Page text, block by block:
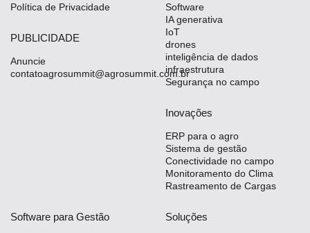
Política de Privacidade
PUBLICIDADE
Anuncie
contatoagrosummit@agrosummit.com.br
Software
IA generativa
IoT
drones
inteligência de dados
infraestrutura
Segurança no campo
Inovações
ERP para o agro
Sistema de gestão
Conectividade no campo
Monitoramento do Clima
Rastreamento de Cargas
Software para Gestão Soluções